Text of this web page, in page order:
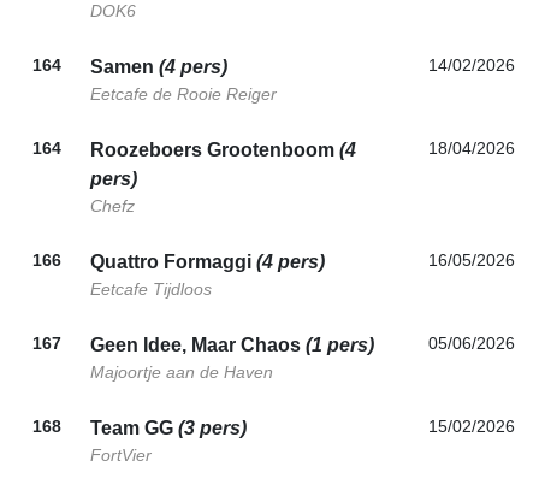
DOK6
164 Samen (4 pers)
Eetcafe de Rooie Reiger
14/02/2026
164 Roozeboers Grootenboom (4
pers)
Chefz
18/04/2026
166 Quattro Formaggi (4 pers)
Eetcafe Tijdloos
16/05/2026
167 Geen Idee, Maar Chaos (1 pers)
Majoortje aan de Haven
05/06/2026
168 Team GG (3 pers)
FortVier
15/02/2026